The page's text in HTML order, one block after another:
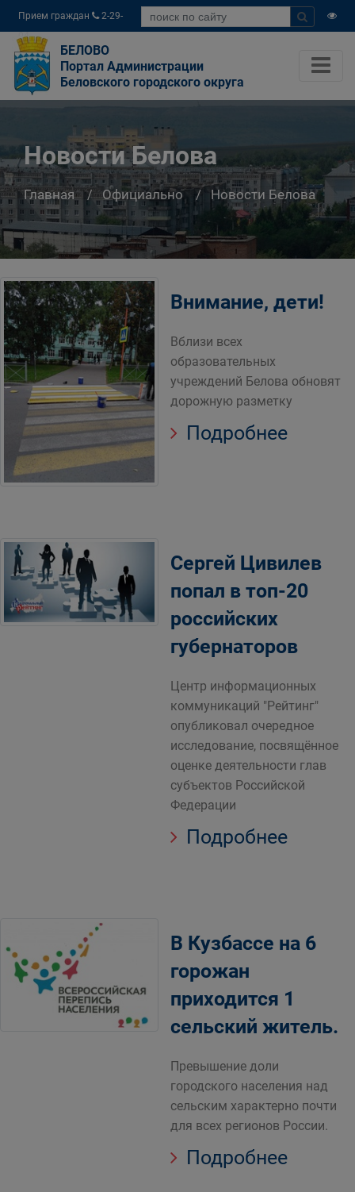
Прием граждан
2-29-
04
БЕЛОВО
Портал Администрации
Беловского городского округа
Новости Белова
Главная Официально Новости Белова
Внимание, дети!
Вблизи всех
образовательных
учреждений Белова обновят
дорожную разметку
Подробнее
Сергей Цивилев
попал в топ-20
российских
губернаторов
Центр информационных
коммуникаций "Рейтинг"
опубликовал очередное
исследование, посвящённое
оценке деятельности глав
субъектов Российской
Федерации
Подробнее
В Кузбассе на 6
горожан
приходится 1
сельский житель.
Превышение доли
городского населения над
сельским характерно почти
для всех регионов России.
Подробнее